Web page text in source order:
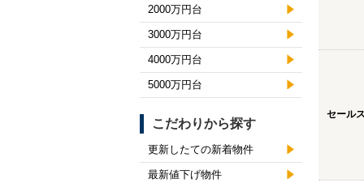
セール
2000万円台
3000万円台
4000万円台
5000万円台
こだわりから探す
更新したての新着物件
最新値下げ物件